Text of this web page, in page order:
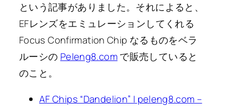
という記事がありました。それによると、
EFレンズをエミュレーションしてくれる
Focus Confirmation Chip なるものをベラ
ルーシの Peleng8.comで販売していると
のこと。
AF Chips “Dandelion” | peleng8.com –